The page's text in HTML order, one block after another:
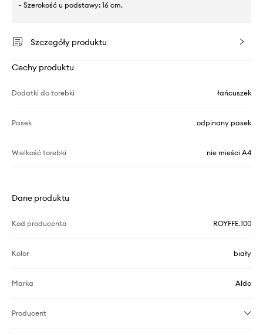
- Szerokość u podstawy: 16 cm.
Szczegóły produktu
Cechy produktu
Dodatki do torebki łańcuszek
Pasek odpinany pasek
Wielkość torebki nie mieści A4
Dane produktu
Kod producenta ROYFFE.100
Kolor biały
Marka Aldo
Producent